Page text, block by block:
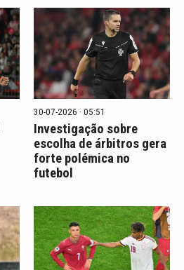
30-07-2026 · 05:51
Investigação sobre
escolha de árbitros gera
forte polémica no
futebol